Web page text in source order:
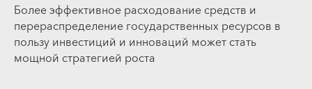
Более эффективное расходование средств и
перераспределение государственных ресурсов в
пользу инвестиций и инноваций может стать
мощной стратегией роста